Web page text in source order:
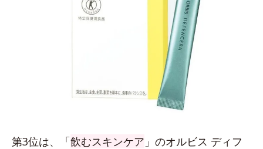
第3位は、「飲むスキンケア 」のオルビス ディフ